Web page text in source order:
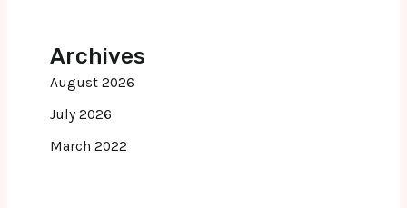
Archives
August 2026
July 2026
March 2022